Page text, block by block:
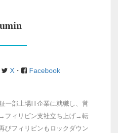
X・ Facebook
一部上場IT企業に就職し、営
フィリピン支社立ち上げ→転
びフィリピンもロックダウン